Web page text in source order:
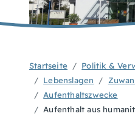
Startseite Politik &
Lebenslagen
Aufenthaltszwecke
Aufenthalt aus